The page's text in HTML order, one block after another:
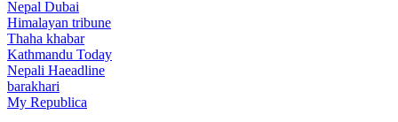
Nepal Dubai
Himalayan tribune
Thaha khabar
Kathmandu Today
Nepali Haeadline
barakhari
My Republica